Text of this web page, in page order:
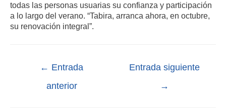
todas las personas usuarias su confianza y participación
a lo largo del verano. “Tabira, arranca ahora, en octubre,
su renovación integral”.
← Entrada
anterior
Entrada siguiente
→